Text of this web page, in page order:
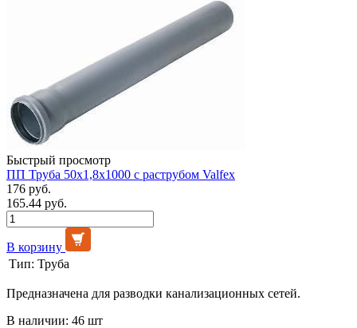
Быстрый просмотр
ПП Труба 50х1,8х1000 с раструбом Valfex
176 руб.
165.44 руб.
В корзину
Тип: Труба
Предназначена для разводки канализационных сетей.
В наличии: 46 шт